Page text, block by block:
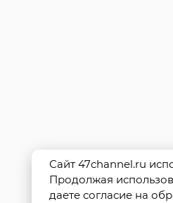
Сайт 47channel.ru
Продолжая
даете согласие на